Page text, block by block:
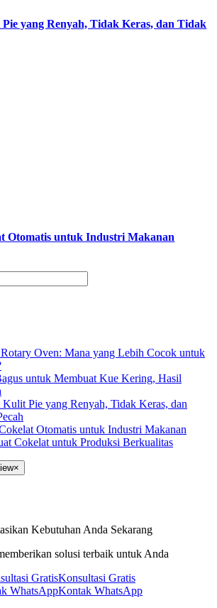
yang Renyah, Tidak Keras, dan Tidak
Otomatis untuk Industri Makanan
Oven: Mana yang Lebih Cocok untuk
untuk Membuat Kue Kering, Hasil
Kulit Pie yang Renyah, Tidak Keras, dan
Otomatis untuk Industri Makanan
Cokelat untuk Produksi Berkualitas
×
Kebutuhan Anda Sekarang
solusi terbaik untuk Anda
GratisKonsultasi Gratis
WhatsAppKontak WhatsApp